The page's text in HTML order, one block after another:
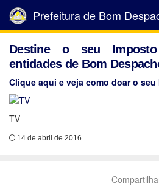
Prefeitura de Bom
Destine o seu
entidades de Bom
Clique aqui e veja como doar o
TV
14 de abril de 2016